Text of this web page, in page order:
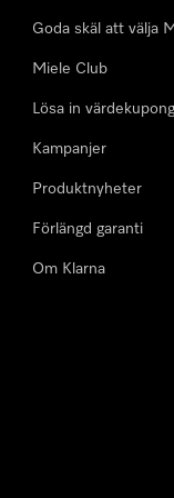
Goda skäl att välja
Miele Club
Lösa in
Kampanjer
Produktnyheter
Förlängd garanti
Om Klarna